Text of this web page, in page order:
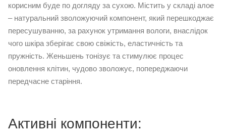
корисним буде по догляду за сухою. Містить у складі алое
– натуральний зволожуючий компонент, який перешкоджає
пересушуванню, за рахунок утримання вологи, внаслідок
чого шкіра зберігає свою свіжість, еластичність та
пружність. Женьшень тонізує та стимулює процес
оновлення клітин, чудово зволожує, попереджаючи
передчасне старіння.
Активні компоненти: